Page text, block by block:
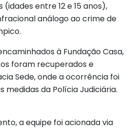
entre 12 e 15 anos),
análogo ao crime de
à Fundação Casa,
foram recuperados e
Sede, onde a ocorrência foi
medidas da Polícia Judiciária.
a equipe foi acionada via